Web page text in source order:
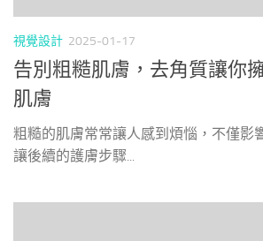
視覺設計 2025-01-17
告別粗糙肌膚，去角質讓你
肌膚
粗糙的肌膚常常讓人感到煩惱，不僅影
讓後續的護膚步驟...